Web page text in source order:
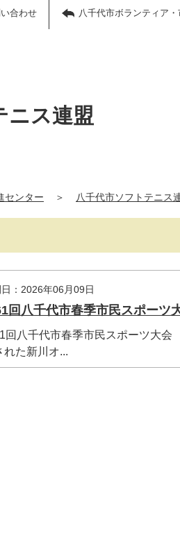
合わせ 八千代市ボランティア
ニス連盟
センター ＞ 八千代市ソフトテニス
：2026年06月09日
回八千代市春季市民スポー
回八千代市春季市民スポーツ大
れた新川オ...